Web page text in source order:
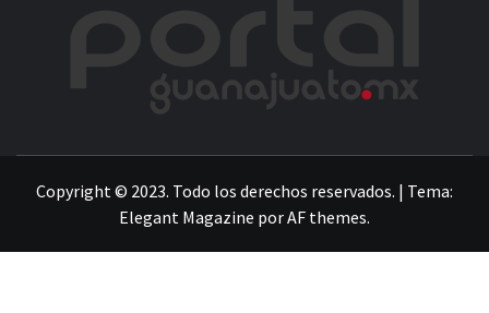
Copyright © 2023. Todo los derechos reservados. | Tema:
Elegant Magazine porAF themes.